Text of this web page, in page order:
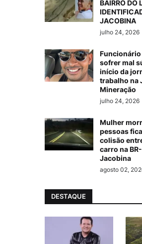
BAIRRO DO
JACOBINA
julho 24, 2026
sofrer mal
início da
trabalho na
Mineração
julho 24, 2026
Mulher
pessoas
colisão
carro na
Jacobina
agosto 02,
DESTAQUE